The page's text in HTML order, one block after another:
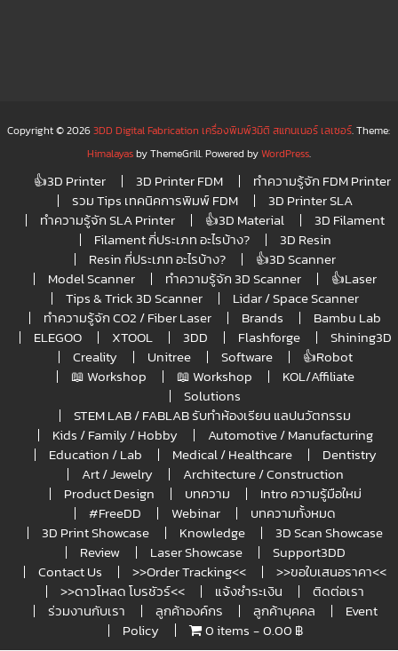
Copyright © 20263DD Digital Fabrication เครื่องพิมพ์3มิติ สแกนเนอร์ เลเซอร์. Theme:
Himalayasby ThemeGrill. Powered byWordPress.
👍3D Printer 3D Printer FDM
ทำความรู้จัก FDM Printer
รวม Tips เทคนิคการพิมพ์ FDM
3D Printer SLA
ทำความรู้จัก SLA Printer
👍3D Material
3D Filament
Filament กี่ประเภท อะไรบ้าง?
3D Resin
Resin กี่ประเภท อะไรบ้าง?
👍3D Scanner
Model Scanner
ทำความรู้จัก 3D Scanner
👍Laser
Tips & Trick 3D Scanner
Lidar / Space Scanner
ทำความรู้จัก CO2 / Fiber Laser
Brands
Bambu Lab
ELEGOO
XTOOL 3DD Flashforge
Shining3D
Creality
Unitree Software
👍Robot
📖 Workshop
📖 Workshop
KOL/Affiliate
Solutions
STEM LAB / FABLAB รับทำห้องเรียน แลปนวัตกรรม
Kids / Family / Hobby
Automotive / Manufacturing
Education / Lab
Medical / Healthcare
Dentistry
Art / Jewelry
Architecture / Construction
Product Design
บทความ
Intro ความรู้มือใหม่
#FreeDD
Webinar
บทความทั้งหมด
3D Print Showcase
Knowledge
3D Scan Showcase
Review
Laser Showcase
Support3DD
Contact Us
>>Order Tracking<<
>>ขอใบเสนอราคา<<
>>ดาวโหลด โบรชัวร์<<
แจ้งชำระเงิน
ติดต่อเรา
ร่วมงานกับเรา
ลูกค้าองค์กร ลูกค้าบุคคล
Event
Policy
0 items 0.00 ฿